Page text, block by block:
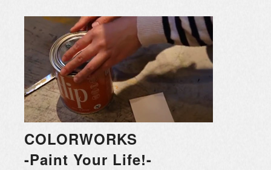
COLORWORKS
-Paint Your Life!-